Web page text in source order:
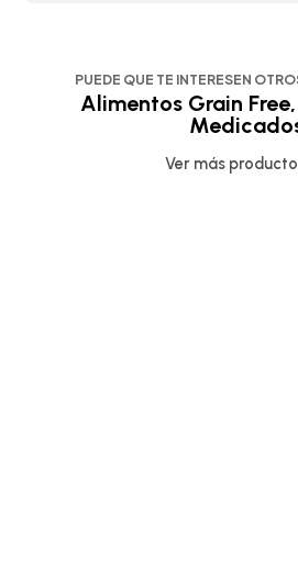
PUEDE QUE TE INTERESEN
Alimentos Grain
Ver más